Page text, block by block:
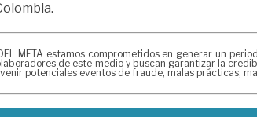
DEL META estamos comprometidos en generar un
de este medio y buscan garantizar la
potenciales eventos de fraude, malas prácticas,